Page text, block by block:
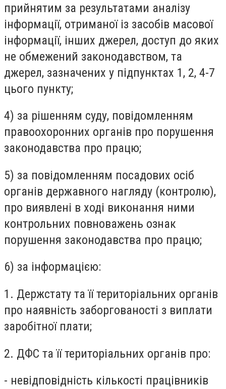
прийнятим за результатами аналізу
інформації, отриманої із засобів масової
інформації, інших джерел, доступ до яких
не обмежений законодавством, та
джерел, зазначених у підпунктах 1, 2, 4-7
цього пункту;
4) за рішенням суду, повідомленням
правоохоронних органів про порушення
законодавства про працю;
5) за повідомленням посадових осіб
органів державного нагляду (контролю),
про виявлені в ході виконання ними
контрольних повноважень ознак
порушення законодавства про працю;
6) за інформацією:
1. Держстату та її територіальних органів
про наявність заборгованості з виплати
заробітної плати;
2. ДФС та її територіальних органів про:
- невідповідність кількості працівників